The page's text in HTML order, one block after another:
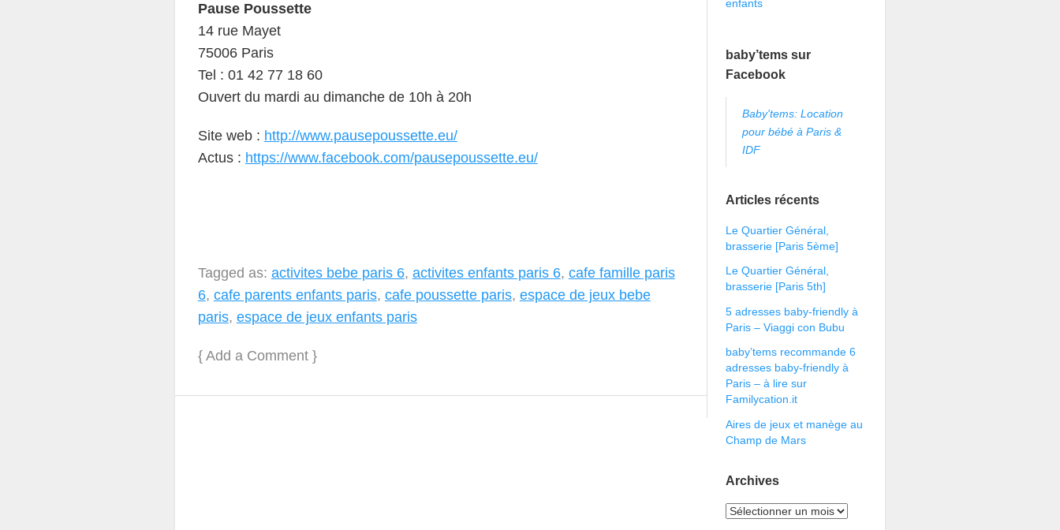
Pause Poussette
14 rue Mayet
75006 Paris
Tel : 01 42 77 18 60
Ouvert du mardi au dimanche de 10h à 20h
Site web : http://www.pausepoussette.eu/
Actus : https://www.facebook.com/pausepoussette.eu/
Tagged as: activites bebe paris 6, activites enfants paris 6, cafe famille paris
6, cafe parents enfants paris, cafe poussette paris, espace de jeux bebe
paris, espace de jeux enfants paris
{ Add a Comment}
baby’tems sur
Facebook
Baby'tems: Location
pour bébé à Paris &
IDF
Articles récents
Le Quartier Général,
brasserie [Paris 5ème]
Le Quartier Général,
brasserie [Paris 5th]
5 adresses baby-friendly à
Paris – Viaggi con Bubu
baby’tems recommande 6
adresses baby-friendly à
Paris – à lire sur
Familycation.it
Aires de jeux et manège au
Champ de Mars
Archives